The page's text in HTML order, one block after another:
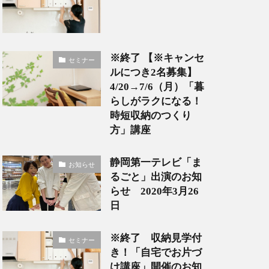
セミナー
※終了 【※キャンセ
ルにつき2名募集】
4/20→7/6（月）「暮
らしがラクになる！
時短収納のつくり
方」講座
お知らせ
静岡第一テレビ「ま
るごと」出演のお知
らせ 2020年3月26
日
セミナー
※終了 収納見学付
き！「自宅でお片づ